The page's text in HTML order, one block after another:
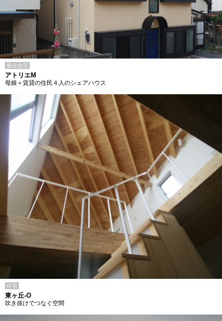
集合住宅
アトリエM
母娘＋賃貸の住民４人のシェアハウス
住宅
東ヶ丘-O
吹き抜けでつなぐ空間